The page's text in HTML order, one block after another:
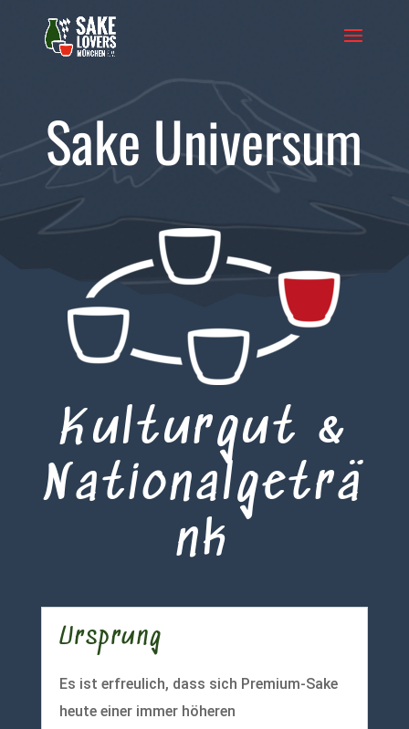
Sake Universum
Kulturgut &
Nationalgeträ
nk
Ursprung
Es ist erfreulich, dass sich Premium-Sake
heute einer immer höheren